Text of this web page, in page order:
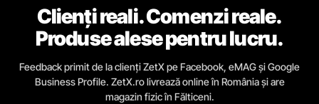
Clienți reali. Comenzi reale.
Produse alese pentru lucru.
Feedback primit de la clienți ZetX pe Facebook, eMAG și Google
Business Profile. ZetX.ro livrează online în România și are
magazin fizic în Fălticeni.